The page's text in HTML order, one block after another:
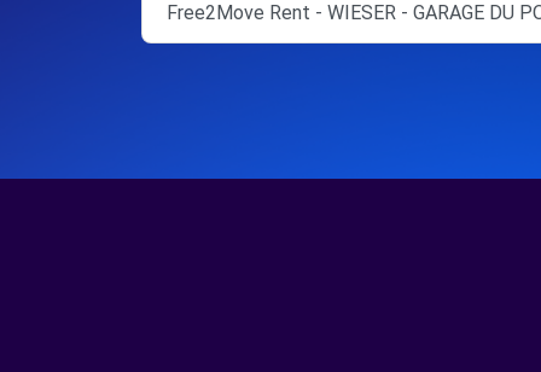
Free2Move Rent - WIESER - GARAGE DU